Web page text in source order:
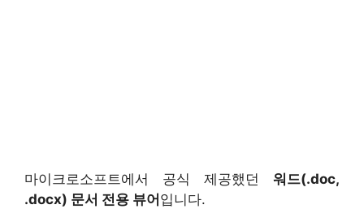
마이크로소프트에서 공식 제공했던 워드(.doc,
.docx) 문서 전용 뷰어 입니다.